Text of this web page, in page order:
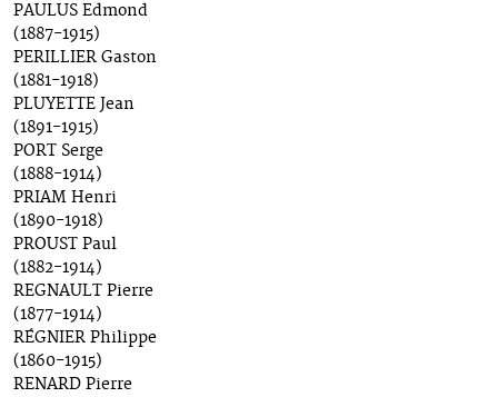
PAULUS Edmond
(1887-1915)
PERILLIER Gaston
(1881-1918)
PLUYETTE Jean
(1891-1915)
PORT Serge
(1888-1914)
PRIAM Henri
(1890-1918)
PROUST Paul
(1882-1914)
REGNAULT Pierre
(1877-1914)
RÉGNIER Philippe
(1860-1915)
RENARD Pierre